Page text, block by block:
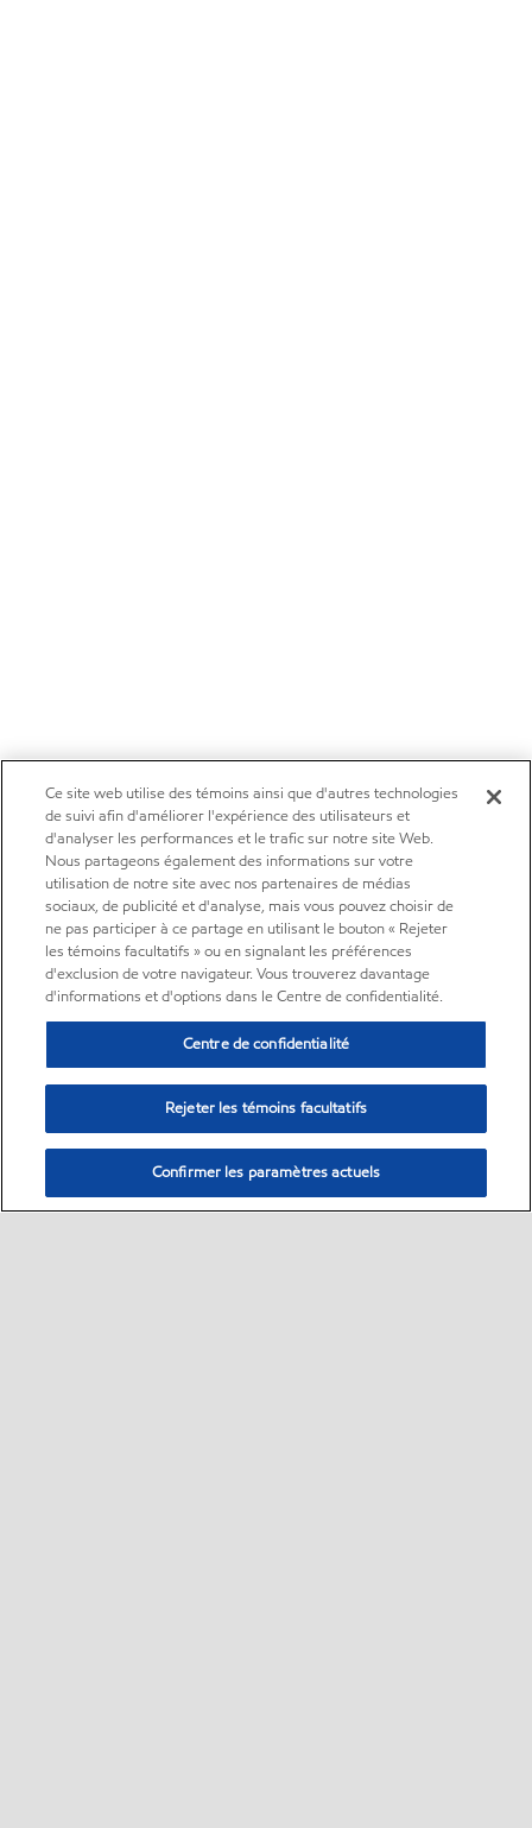
Ce site web utilise des témoins ainsi que d'autres technologies
de suivi afin d'améliorer l'expérience des utilisateurs et
d'analyser les performances et le trafic sur notre site Web.
Nous partageons également des informations sur votre
utilisation de notre site avec nos partenaires de médias
sociaux, de publicité et d'analyse, mais vous pouvez choisir de
ne pas participer à ce partage en utilisant le bouton « Rejeter
les témoins facultatifs » ou en signalant les préférences
d'exclusion de votre navigateur. Vous trouverez davantage
d'informations et d'options dans le Centre de confidentialité.
Centre de confidentialité
Rejeter les témoins facultatifs
Confirmer les paramètres actuels